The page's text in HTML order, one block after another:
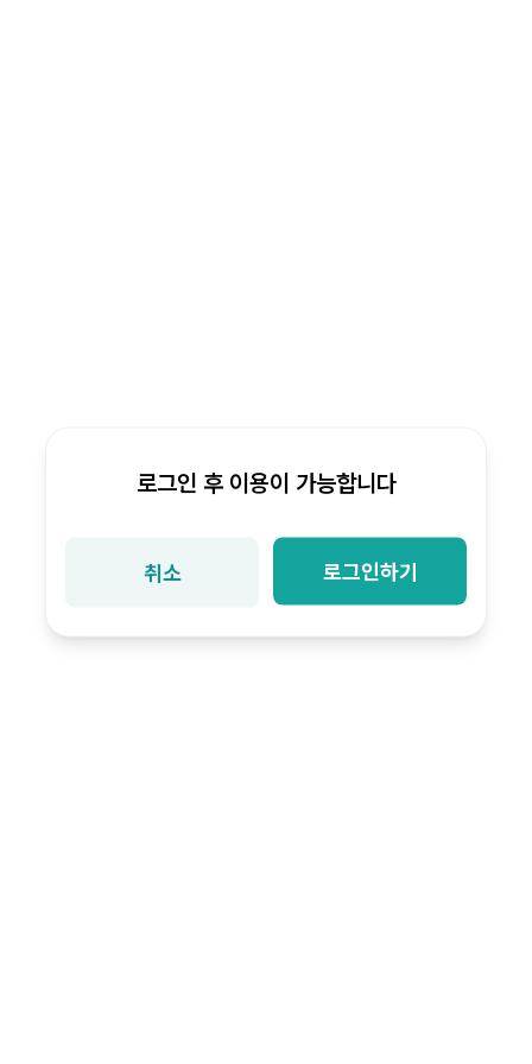
로그인 후 이용이 가능합니다
취소 로그인하기